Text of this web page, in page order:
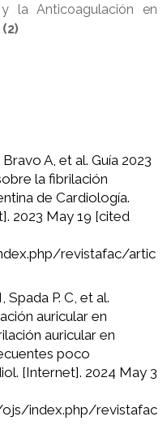
la Anticoagulación en
(2)
A, et al. Guía 2023
la fibrilación
de Cardiología.
2023 May 19 [cited
revistafac/artic
P. C, et al.
auricular en
auricular en
poco
[Internet]. 2024 May 3
index.php/revistafac